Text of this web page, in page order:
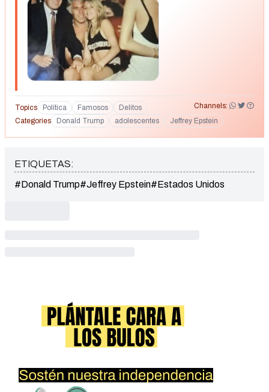
https://www.reddit.com/r/pics/comments/1ghd9hq/trump_an
d_epstein_with_a_14_year_old_girl/
https://x.com/QuestoyQueLotro/status/19444761806204071
03
https://x.com/Orlando71156528/status/1943478135258792
012
https://www.threads.com/@jeden_starbay/post/C9FWTcisO
the-leg-of-a-16-year-old-c
Topics Política Famosos Delitos
Channels:
Categories
Donald Trump adolescentes Jeffrey Epstein
ETIQUETAS:
#Donald Trump#Jeffrey Epstein#Estados Unidos